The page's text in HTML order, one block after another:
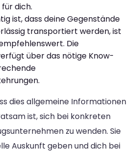
dich.
ist, dass deine Gegenstände
transportiert werden, ist
Die
über das nötige Know-
dies allgemeine Informationen
ist, sich bei konkreten
zu wenden. Sie
Auskunft geben und dich bei